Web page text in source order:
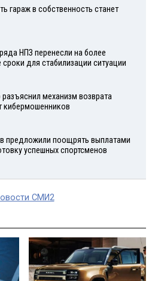
гараж в собственность станет
НПЗ перенесли на более
для стабилизации ситуации
разъяснил механизм возврата
кибермошенников
предложили поощрять выплатами
успешных спортсменов
СМИ2